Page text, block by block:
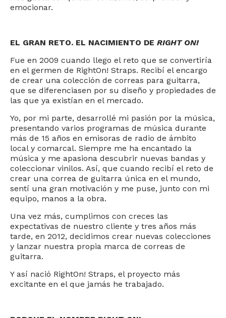
emocionar.
EL GRAN RETO. EL NACIMIENTO DE RIGHT ON!
Fue en 2009 cuando llego el reto que se convertiría
en el germen de RightOn! Straps. Recibí el encargo
de crear una colección de correas para guitarra,
que se diferenciasen por su diseño y propiedades de
las que ya existían en el mercado.
Yo, por mi parte, desarrollé mi pasión por la música,
presentando varios programas de música durante
más de 15 años en emisoras de radio de ámbito
local y comarcal. Siempre me ha encantado la
música y me apasiona descubrir nuevas bandas y
coleccionar vinilos. Así, que cuando recibí el reto de
crear una correa de guitarra única en el mundo,
sentí una gran motivación y me puse, junto con mi
equipo, manos a la obra.
Una vez más, cumplimos con creces las
expectativas de nuestro cliente y tres años más
tarde, en 2012, decidimos crear nuevas colecciones
y lanzar nuestra propia marca de correas de
guitarra.
Y así nació RightOn! Straps, el proyecto más
excitante en el que jamás he trabajado.